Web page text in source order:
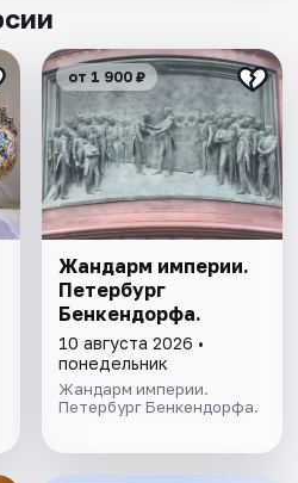
от 1 900 ₽
Жандарм империи.
Петербург
Бенкендорфа.
10 августа 2026 •
понедельник
Жандарм империи.
Петербург Бенкендорфа.